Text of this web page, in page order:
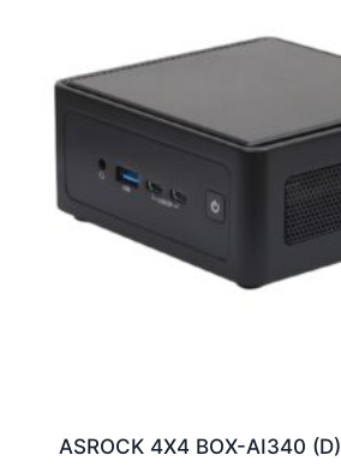
ASROCK 4X4 BOX-AI340 (D)